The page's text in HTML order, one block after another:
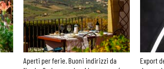
Aperti per ferie. Buoni indirizzi da
Export